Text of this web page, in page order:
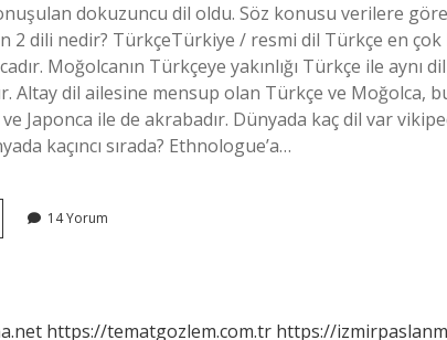
dokuzuncu dil oldu. Söz konusu verilere
2 dili nedir? TürkçeTürkiye / resmi dil Türkçe en
Moğolcanın Türkçeye yakınlığı Türkçe ile aynı
Altay dil ailesine mensup olan Türkçe ve Moğolca,
Japonca ile de akrabadır. Dünyada kaç dil var
kaçıncı sırada? Ethnologue’a…
14 Yorum
https://tematgozlem.com.tr https://